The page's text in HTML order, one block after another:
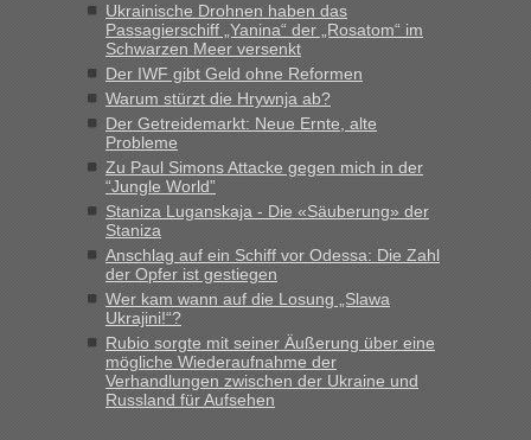
und du nicht damit handeln willst. So lange das nicht
Originalverpackt ist und ersichlich das nicht neu sollte es
keine Probleme geben“
Recht, Visa und Dokumente • Deklaration
gebrauchter Kleidung beim Zoll
„Hallo Leute, ich weiß nicht, ob ich hier richtig bin mit meiner
Anfrage. Ich möchte 4 Umzugskartons mit gebrauchter
Straßen Kleidung bei der Einreise in die Ukraine
mitnehmen. Es ist gebrauchte Kleidung...“
Berichte und Reisetipps • Re: An welchem
Grenzübergang zwischen Polen und der Ukraine geht es am
schnellsten?
„Wir sind mit unserem Wohnmobil, wie geplant am Montag
15.6. in Krakovets rüber. Sehr zeitig los gegen 5 Uhr in der
Früh. Mit sehr sehr wenig Verkehr, super bis zur Grenze. Nur
Ukrainische Drohnen haben das
Passagierschiff „Yanina“ der „Rosatom“ im
Schwarzen Meer versenkt
Der IWF gibt Geld ohne Reformen
Warum stürzt die Hrywnja ab?
Der Getreidemarkt: Neue Ernte, alte
Probleme
Zu Paul Simons Attacke gegen mich in der
“Jungle World”
Staniza Luganskaja - Die «Säuberung» der
Staniza
Anschlag auf ein Schiff vor Odessa: Die Zahl
der Opfer ist gestiegen
Wer kam wann auf die Losung „Slawa
Ukrajini!“?
Rubio sorgte mit seiner Äußerung über eine
mögliche Wiederaufnahme der
Verhandlungen zwischen der Ukraine und
Russland für Aufsehen